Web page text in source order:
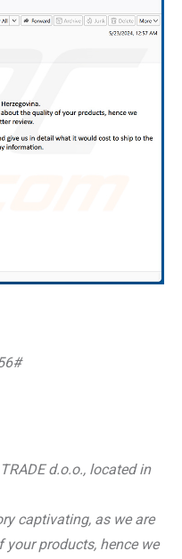
d.o.o., located in
captivating, as we are
products, hence we